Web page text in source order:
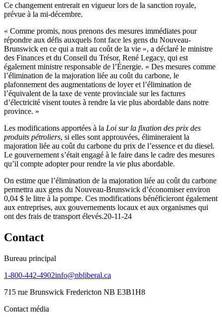
Ce changement entrerait en vigueur lors de la sanction royale,
prévue à la mi-décembre.
« Comme promis, nous prenons des mesures immédiates pour
répondre aux défis auxquels font face les gens du Nouveau-
Brunswick en ce qui a trait au coût de la vie », a déclaré le ministre
des Finances et du Conseil du Trésor, René Legacy, qui est
également ministre responsable de l’Énergie. « Des mesures comme
l’élimination de la majoration liée au coût du carbone, le
plafonnement des augmentations de loyer et l’élimination de
l’équivalent de la taxe de vente provinciale sur les factures
d’électricité visent toutes à rendre la vie plus abordable dans notre
province. »
Les modifications apportées à la Loi sur la fixation des prix des
produits pétroliers, si elles sont approuvées, élimineraient la
majoration liée au coût du carbone du prix de l’essence et du diesel.
Le gouvernement s’était engagé à le faire dans le cadre des mesures
qu’il compte adopter pour rendre la vie plus abordable.
On estime que l’élimination de la majoration liée au coût du carbone
permettra aux gens du Nouveau-Brunswick d’économiser environ
0,04 $ le litre à la pompe. Ces modifications bénéficieront également
aux entreprises, aux gouvernements locaux et aux organismes qui
ont des frais de transport élevés.20-11-24
Contact
Bureau principal
1-800-442-4902info@nbliberal.ca
715 rue Brunswick Fredericton NB E3B1H8
Contact média